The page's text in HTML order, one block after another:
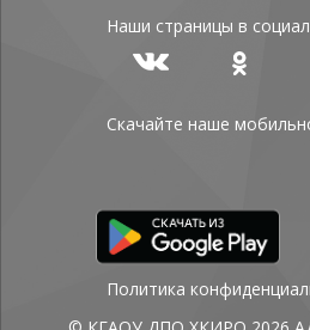
Наши страницы в
Скачайте наше
Политика